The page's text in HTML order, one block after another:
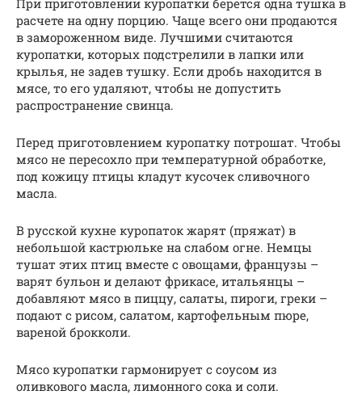
расчете на одну порцию. Чаще всего они продаются
в замороженном виде. Лучшими считаются
куропатки, которых подстрелили в лапки или
крылья, не задев тушку. Если дробь находится в
мясе, то его удаляют, чтобы не допустить
распространение свинца.
Перед приготовлением куропатку потрошат. Чтобы
мясо не пересохло при температурной обработке,
под кожицу птицы кладут кусочек сливочного
масла.
В русской кухне куропаток жарят (пряжат) в
небольшой кастрюльке на слабом огне. Немцы
тушат этих птиц вместе с овощами, французы –
варят бульон и делают фрикасе, итальянцы –
добавляют мясо в пиццу, салаты, пироги, греки –
подают с рисом, салатом, картофельным пюре,
вареной брокколи.
Мясо куропатки гармонирует с соусом из
оливкового масла, лимонного сока и соли.